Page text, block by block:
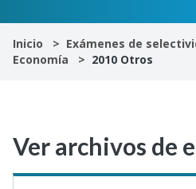
E.S.O
2º
Bachillerato
Inicio Exámenes de
Economía
2010 Otros
Ver archivos de